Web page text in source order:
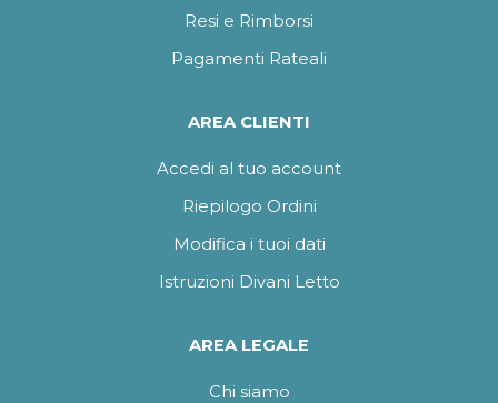
Resi e Rimborsi
Pagamenti Rateali
AREA CLIENTI
Accedi al tuo account
Riepilogo Ordini
Modifica i tuoi dati
Istruzioni Divani Letto
AREA LEGALE
Chi siamo